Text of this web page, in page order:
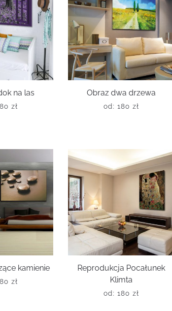
na las
zł
Obraz dwa drzewa
od: 180 zł
kamienie
zł
Reprodukcja Pocałunek
Klimta
od: 180 zł